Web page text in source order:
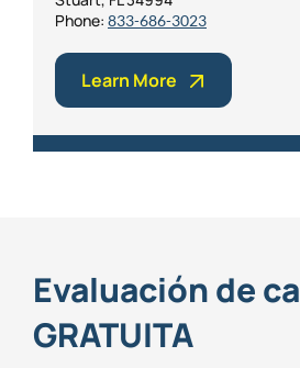
Phone: 833-686-3023
Learn More
Evaluación de
GRATUITA